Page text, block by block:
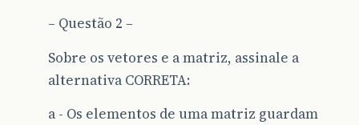
– Questão 2 –
Sobre os vetores e a matriz, assinale a
alternativa CORRETA:
a - Os elementos de uma matriz guardam